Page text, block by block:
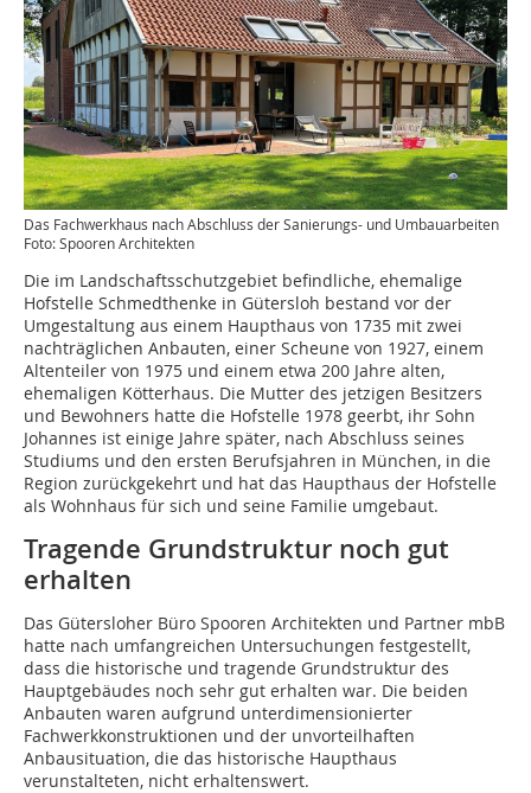
Das Fachwerkhaus nach Abschluss der Sanierungs- und Umbauarbeiten
Foto: Spooren Architekten
Die im Landschaftsschutzgebiet befindliche, ehe­malige
Hofstelle Schmedthenke in Gütersloh bestand vor der
Umgestaltung aus einem Haupthaus von 1735 mit zwei
nachträglichen Anbauten, einer Scheune von 1927, einem
Altenteiler von 1975 und einem etwa 200 Jahre alten,
ehemaligen Kötterhaus. Die Mutter des jetzigen Besitzers
und Bewohners hatte die Hofstelle 1978 geerbt, ihr Sohn
Johannes ist einige Jahre später, nach Abschluss seines
Studiums und den ersten Berufsjahren in München, in die
Region zurückgekehrt und hat das Haupthaus der Hofstelle
als Wohnhaus für sich und seine Familie umgebaut.
Tragende Grundstruktur noch gut
erhalten
Das Gütersloher Büro Spooren Architekten und Partner mbB
hatte nach umfangreichen Untersuchungen festgestellt,
dass die historische und tragende Grundstruktur des
Hauptgebäudes noch sehr gut erhalten war. Die beiden
Anbauten waren aufgrund unter­dimensionierter
Fachwerkkonstruktionen und der unvorteilhaften
Anbausituation, die das historische Haupthaus
verunstalteten, nicht erhaltenswert.